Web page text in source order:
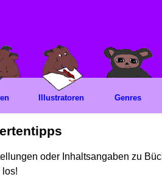
oder Inhaltsangaben zu
los!
Illustratoren Genres